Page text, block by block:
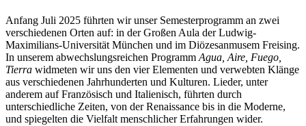
Anfang Juli 2025 führten wir unser Semesterprogramm an zwei
verschiedenen Orten auf: in der Großen Aula der Ludwig-
Maximilians-Universität München und im Diözesanmusem Freising.
In unserem abwechslungsreichen Programm Agua, Aire, Fuego,
Tierra widmeten wir uns den vier Elementen und verwebten Klänge
aus verschiedenen Jahrhunderten und Kulturen. Lieder, unter
anderem auf Französisch und Italienisch, führten durch
unterschiedliche Zeiten, von der Renaissance bis in die Moderne,
und spiegelten die Vielfalt menschlicher Erfahrungen wider.